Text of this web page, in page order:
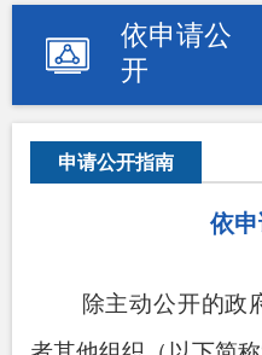
依申请公
开
申请公开指南
依
除主动公开的政